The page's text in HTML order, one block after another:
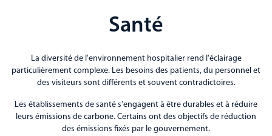
Santé
La diversité de l'environnement hospitalier rend l'éclairage
particulièrement complexe. Les besoins des patients, du personnel et
des visiteurs sont différents et souvent contradictoires.
Les établissements de santé s'engagent à être durables et à réduire
leurs émissions de carbone. Certains ont des objectifs de réduction
des émissions fixés par le gouvernement.